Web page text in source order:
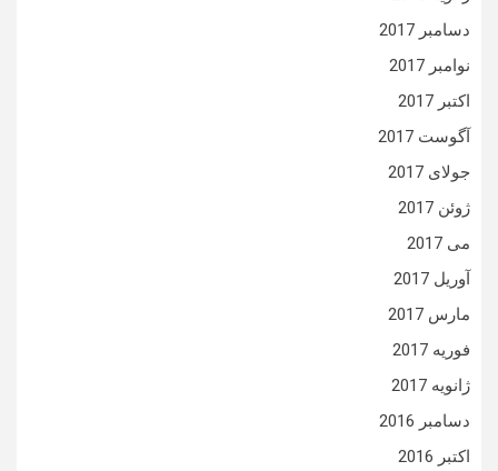
دسامبر 2017
نوامبر 2017
اکتبر 2017
آگوست 2017
جولای 2017
ژوئن 2017
می 2017
آوریل 2017
مارس 2017
فوریه 2017
ژانویه 2017
دسامبر 2016
اکتبر 2016